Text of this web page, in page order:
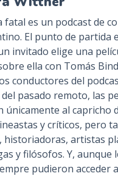
fatal es un podcast de
El punto de partida
invitado elige una
ella con Tomás
conductores del
pasado remoto, las
únicamente al capricho
y críticos, pero
historiadoras, artistas
y filósofos. Y, aunque
pudieron acceder